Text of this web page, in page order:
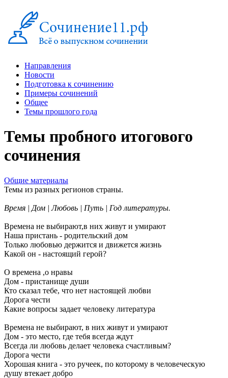
Направления
Новости
Подготовка к сочинению
Примеры сочинений
Общее
Темы прошлого года
Темы пробного итогового
сочинения
Общие материалы
Темы из разных регионов страны.
Время | Дом | Любовь | Путь | Год литературы.
Времена не выбирают,в них живут и умирают
Наша пристань - родительский дом
Только любовью держится и движется жизнь
Какой он - настоящий герой?
О времена ,о нравы
Дом - пристанище души
Кто сказал тебе, что нет настоящей любви
Дорога чести
Какие вопросы задает человеку литература
Времена не выбирают, в них живут и умирают
Дом - это место, где тебя всегда ждут
Всегда ли любовь делает человека счастливым?
Дорога чести
Хорошая книга - это ручеек, по которому в человеческую
душу втекает добро